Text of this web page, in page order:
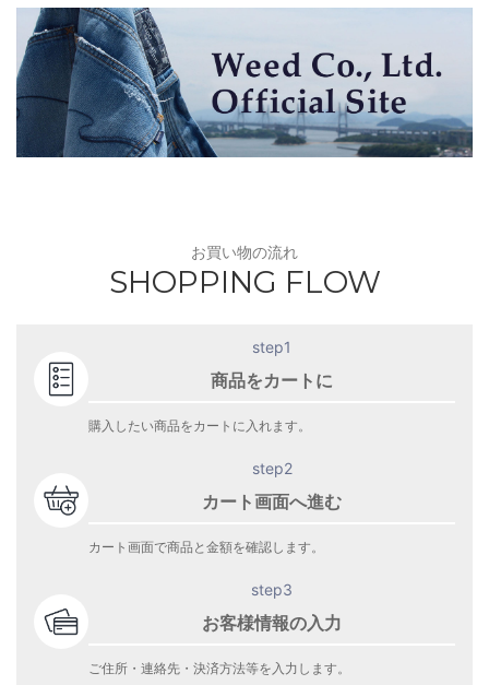
お買い物の流れ
SHOPPING FLOW
step1
商品をカートに
購入したい商品をカートに入れます。
step2
カート画面へ進む
カート画面で商品と金額を確認します。
step3
お客様情報の入力
ご住所・連絡先・決済方法等を入力します。